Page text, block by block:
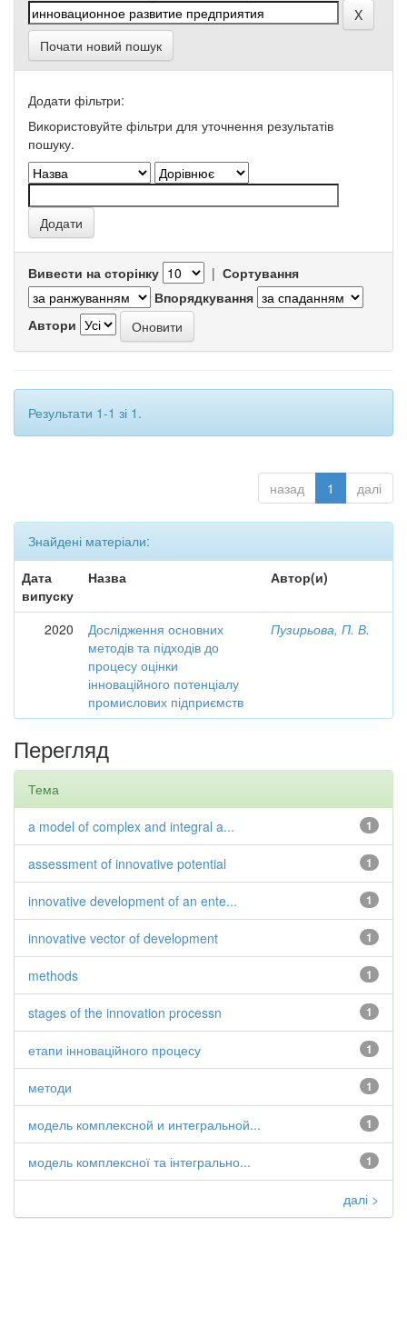
Почати новий пошук
Додати фільтри:
Використовуйте фільтри для уточнення результатів
пошуку.
Вивести на сторінку | Сортування
Впорядкування
Автори
Результати 1-1 зі 1.
назад 1 далі
Знайдені матеріали:
Дата
випуску
Назва Автор(и)
2020
Дослідження основних
методів та підходів до
процесу оцінки
інноваційного потенціалу
промислових підприємств
Пузирьова, П. В.
Перегляд
Тема
1
a model of complex and integral a...
1
assessment of innovative potential
1
innovative development of an ente...
1
innovative vector of development
1
methods
1
stages of the innovation processn
1
етапи інноваційного процесу
1
методи
1
модель комплексной и интегральной...
1
модель комплексної та інтегрально...
далі >